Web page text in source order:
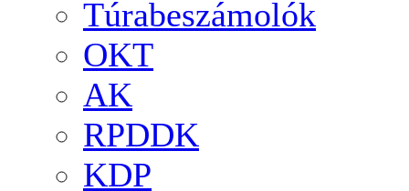
Túrabeszámolók
OKT
AK
RPDDK
KDP